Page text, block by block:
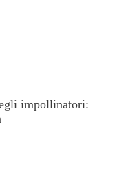
impollinatori: